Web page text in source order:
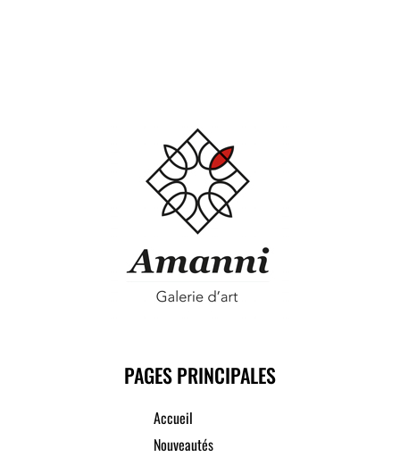
PAGES PRINCIPALES
Accueil
Nouveautés